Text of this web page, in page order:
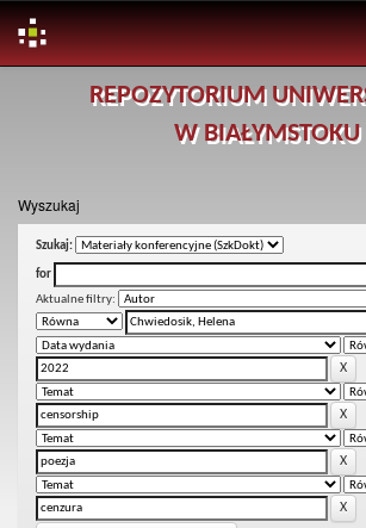
REPOZYTORIUM
W BIAŁYMSTOKU
Wyszukaj
Szukaj:
for
Aktualne filtry: